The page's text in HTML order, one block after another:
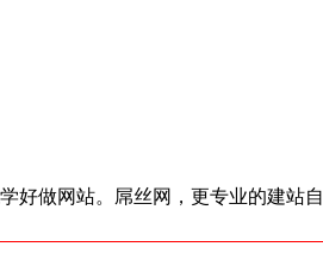
好做网站。屌丝网，更专业的建站自